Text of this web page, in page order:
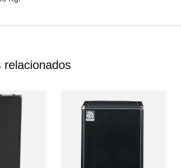
relacionados